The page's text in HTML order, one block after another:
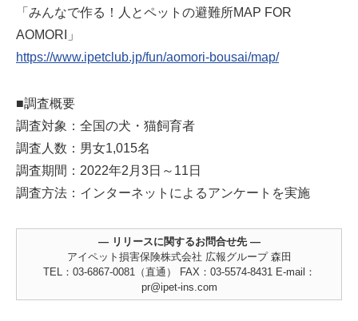
「みんなで作る！人とペットの避難所MAP FOR
AOMORI」
https://www.ipetclub.jp/fun/aomori-bousai/map/
■調査概要
調査対象：全国の犬・猫飼育者
調査人数：男女1,015名
調査期間：2022年2月3日～11日
調査方法：インターネットによるアンケートを実施
― リリースに関するお問合せ先 ―
アイペット損害保険株式会社 広報グループ 森田
TEL：03-6867-0081（直通） FAX：03-5574-8431 E-mail：
pr@ipet-ins.com